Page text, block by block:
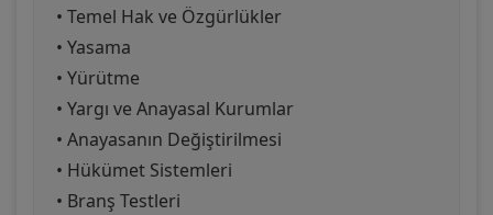
• Temel Hak ve Özgürlükler
• Yasama
• Yürütme
• Yargı ve Anayasal Kurumlar
• Anayasanın Değiştirilmesi
• Hükümet Sistemleri
• Branş Testleri